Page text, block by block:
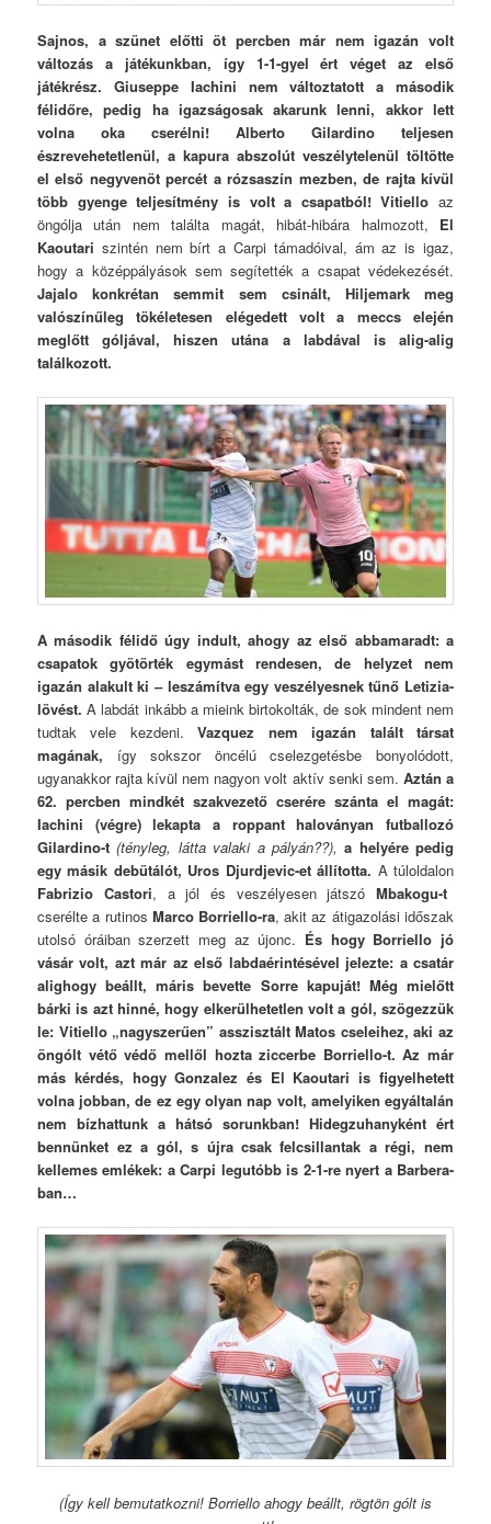
Sajnos, a szünet előtti öt percben már nem igazán volt
változás a játékunkban, így 1-1-gyel ért véget az első
játékrész. Giuseppe Iachini nem változtatott a második
félidőre, pedig ha igazságosak akarunk lenni, akkor lett
volna oka cserélni! Alberto Gilardino teljesen
észrevehetetlenül, a kapura abszolút veszélytelenül töltötte
el első negyvenöt percét a rózsaszín mezben, de rajta kívül
több gyenge teljesítmény is volt a csapatból! Vitiello az
öngólja után nem találta magát, hibát-hibára halmozott, El
Kaoutari szintén nem bírt a Carpi támadóival, ám az is igaz,
hogy a középpályások sem segítették a csapat védekezését.
Jajalo konkrétan semmit sem csinált, Hiljemark meg
valószínűleg tökéletesen elégedett volt a meccs elején
meglőtt góljával, hiszen utána a labdával is alig-alig
találkozott.
A második félidő úgy indult, ahogy az első abbamaradt: a
csapatok gyötörték egymást rendesen, de helyzet nem
igazán alakult ki – leszámítva egy veszélyesnek tűnő Letizia-
lövést. A labdát inkább a mieink birtokolták, de sok mindent nem
tudtak vele kezdeni.Vazquez nem igazán talált társat
magának, így sokszor öncélú cselezgetésbe bonyolódott,
ugyanakkor rajta kívül nem nagyon volt aktív senki sem. Aztán a
62. percben mindkét szakvezető cserére szánta el magát:
Iachini (végre) lekapta a roppant haloványan futballozó
Gilardino-t (tényleg, látta valaki a pályán??), a helyére pedig
egy másik debütálót, Uros Djurdjevic-et állította. A túloldalon
Fabrizio Castori, a jól és veszélyesen játszóMbakogu-t
cserélte a rutinos Marco Borriello-ra, akit az átigazolási időszak
utolsó óráiban szerzett meg az újonc. És hogy Borriello jó
vásár volt, azt már az első labdaérintésével jelezte: a csatár
alighogy beállt, máris bevette Sorre kapuját! Még mielőtt
bárki is azt hinné, hogy elkerülhetetlen volt a gól, szögezzük
le: Vitiello „nagyszerűen” asszisztált Matos cseleihez, aki az
öngólt vétő védő mellől hozta ziccerbe Borriello-t. Az már
más kérdés, hogy Gonzalez és El Kaoutari is figyelhetett
volna jobban, de ez egy olyan nap volt, amelyiken egyáltalán
nem bízhattunk a hátsó sorunkban! Hidegzuhanyként ért
bennünket ez a gól, s újra csak felcsillantak a régi, nem
kellemes emlékek: a Carpi legutóbb is 2-1-re nyert a Barbera-
ban…
(Így kell bemutatkozni! Borriello ahogy beállt, rögtön gólt is